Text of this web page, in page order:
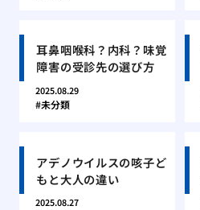
耳鼻咽喉科？内科？味覚
障害の受診先の選び方
2025.08.29
未分類
アデノウイルスの咳子ど
もと大人の違い
2025.08.27